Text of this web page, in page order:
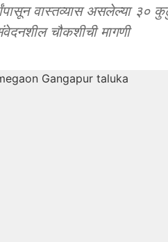
वास्तव्यास असलेल्या ३०
चौकशीची मागणी